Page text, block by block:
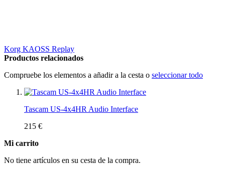
Korg KAOSS Replay
Productos relacionados
Compruebe los elementos a añadir a la cesta o seleccionar todo
Tascam US-4x4HR Audio Interface
215 €
Mi carrito
No tiene artículos en su cesta de la compra.